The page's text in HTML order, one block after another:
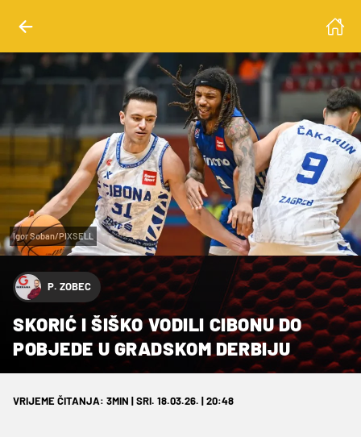
Igor Soban/PIXSELL
P. ZOBEC
SKORIĆ I ŠIŠKO VODILI CIBONU DO
POBJEDE U GRADSKOM DERBIJU
VRIJEME ČITANJA: 3MIN | SRI. 18.03.26. | 20:48